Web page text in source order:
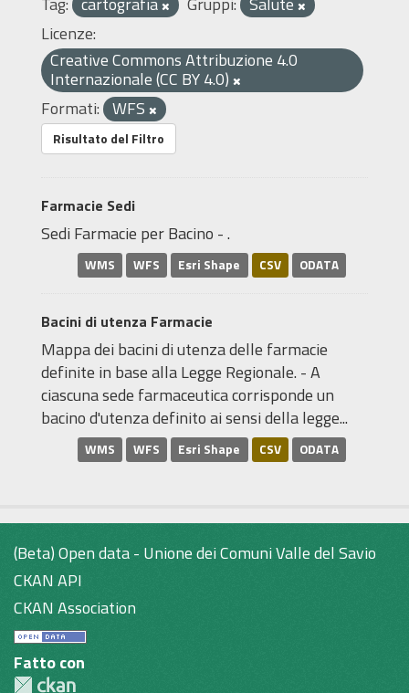
Licenze:
Creative Commons Attribuzione 4.0
Internazionale (CC BY 4.0)
Formati: WFS
Risultato del Filtro
Farmacie Sedi
Sedi Farmacie per Bacino - .
WMS WFS Esri Shape CSV ODATA
Bacini di utenza Farmacie
Mappa dei bacini di utenza delle farmacie
definite in base alla Legge Regionale. - A
ciascuna sede farmaceutica corrisponde un
bacino d'utenza definito ai sensi della legge...
WMS WFS Esri Shape CSV ODATA
(Beta) Open data - Unione dei Comuni Valle del Savio
CKAN API
CKAN Association
Fatto con